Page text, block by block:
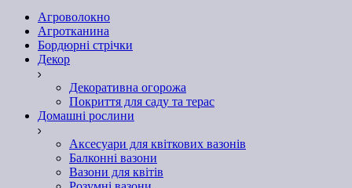
Агроволокно
Агротканина
Бордюрні стрічки
Декор
Декоративна огорожа
Покриття для саду та терас
Домашні рослини
Аксесуари для квіткових вазонів
Балконні вазони
Вазони для квітів